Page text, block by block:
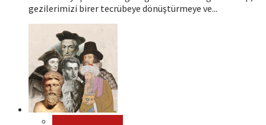
gezilerimizi birer tecrübeye dönüştürmeye ve...